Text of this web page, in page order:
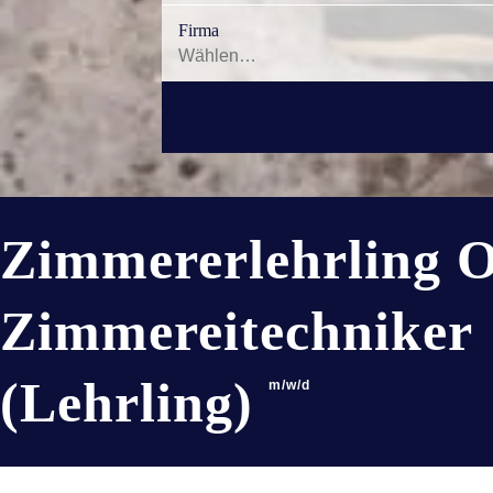
Firma
Zimmererlehrling
Zimmereitechniker
(Lehrling)
m/w/d